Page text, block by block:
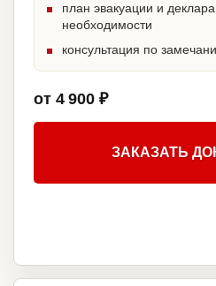
план эвакуации и
необходимости
консультация по
от 4 900 ₽
ЗАКАЗАТЬ